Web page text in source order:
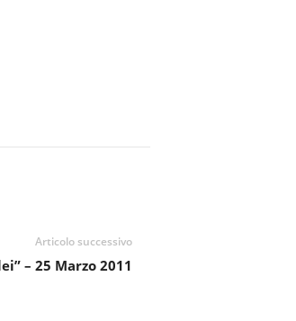
Articolo successivo
– 25 Marzo 2011